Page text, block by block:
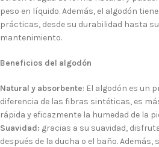
peso en líquido. Además, el algodón
prácticas, desde su durabilidad hasta
mantenimiento.
Beneficios del algodón
Natural y absorbente: El algodón es un
diferencia de las fibras sintéticas, es
rápida y eficazmente la humedad de la
Suavidad: gracias a su suavidad,
después de la ducha o el baño. Además,